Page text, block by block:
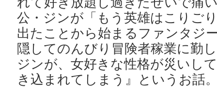
公・ジンが「もう英雄はこりご
出たことから始まるファンタジ
隠してのんびり冒険者稼業に勤
ジンが、女好きな性格が災いし
き込まれてしまう』というお話